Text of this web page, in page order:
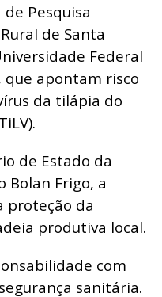
Pesquisa
de Santa
Federal
que apontam risco
da tilápia do
de Estado da
Bolan Frigo, a
proteção da
produtiva local.
com
sanitária.